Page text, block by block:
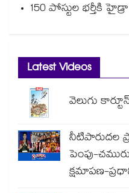
150 పోస్టుల భర్తీకి
Latest Videos
వెలుగు
నీటిపారుదల
పెంపు-
క్షమాపణ-